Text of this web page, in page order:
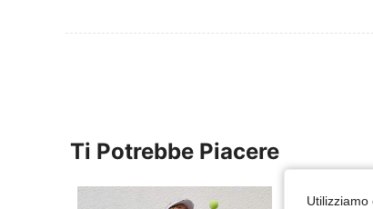
Ti Potrebbe Piacere